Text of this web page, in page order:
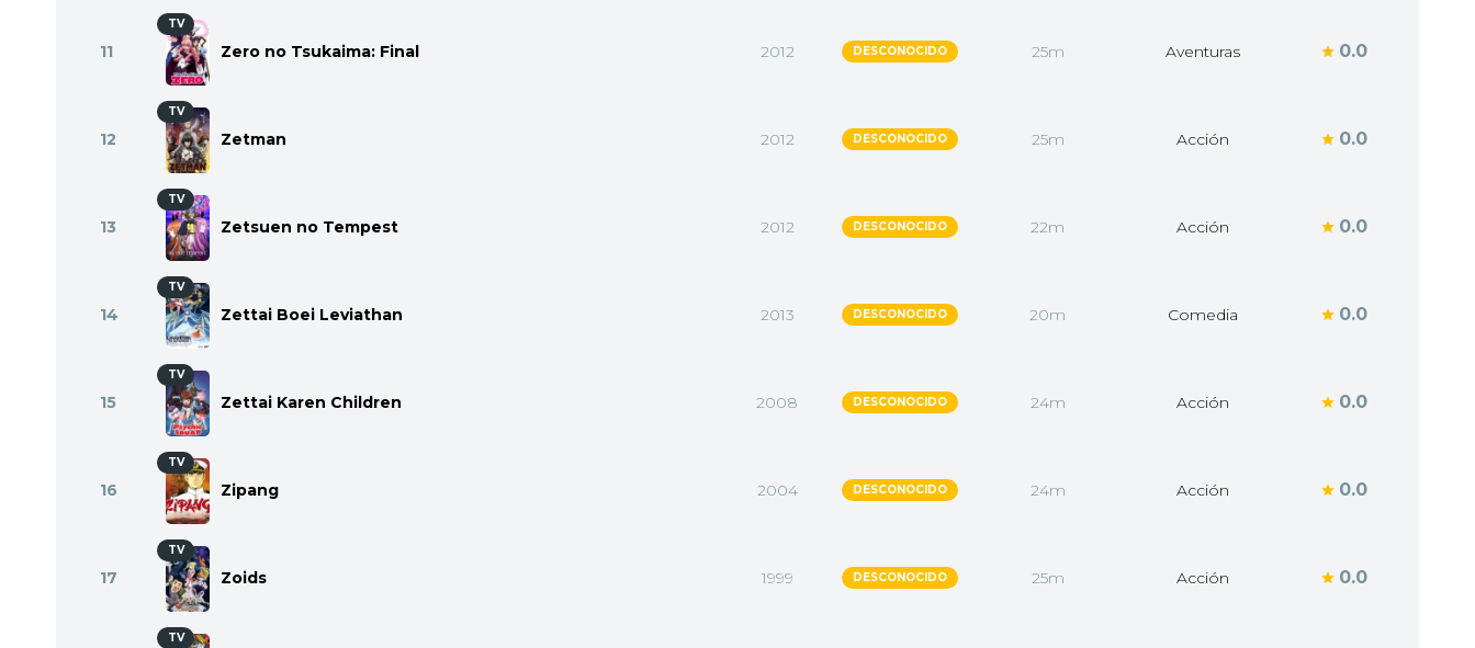
11
TV
Zero no Tsukaima: Final 2012 DESCONOCIDO 25m Aventuras 0.0
12
TV
Zetman 2012 DESCONOCIDO 25m Acción 0.0
13
TV
Zetsuen no Tempest 2012 DESCONOCIDO 22m Acción 0.0
14
TV
Zettai Boei Leviathan 2013 DESCONOCIDO 20m Comedia 0.0
15
TV
Zettai Karen Children 2008 DESCONOCIDO 24m Acción 0.0
16
TV
Zipang 2004 DESCONOCIDO 24m Acción 0.0
17
TV
Zoids 1999 DESCONOCIDO 25m Acción 0.0
TV